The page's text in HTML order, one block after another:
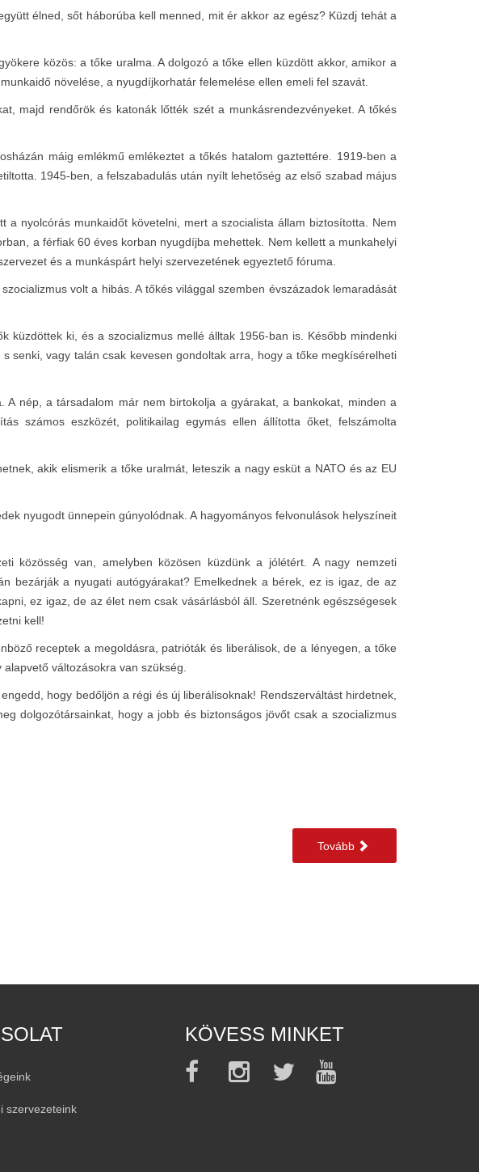
élned, sőt háborúba kell menned, mit ér akkor az egész? Küzdj tehát a
közös: a tőke uralma. A dolgozó a tőke ellen küzdött akkor, amikor a
növelése, a nyugdíjkorhatár felemelése ellen emeli fel szavát.
majd rendőrök és katonák lőtték szét a munkásrendezvényeket. A tőkés
máig emlékmű emlékeztet a tőkés hatalom gaztettére. 1919-ben a
1945-ben, a felszabadulás után nyílt lehetőség az első szabad május
nyolcórás munkaidőt követelni, mert a szocialista állam biztosította. Nem
a férfiak 60 éves korban nyugdíjba mehettek. Nem kellett a munkahelyi
és a munkáspárt helyi szervezetének egyeztető fóruma.
volt a hibás. A tőkés világgal szemben évszázadok lemaradását
küzdöttek ki, és a szocializmus mellé álltak 1956-ban is. Később mindenki
senki, vagy talán csak kevesen gondoltak arra, hogy a tőke megkísérelheti
nép, a társadalom már nem birtokolja a gyárakat, a bankokat, minden a
számos eszközét, politikailag egymás ellen állította őket, felszámolta
akik elismerik a tőke uralmát, leteszik a nagy esküt a NATO és az EU
nyugodt ünnepein gúnyolódnak. A hagyományos felvonulások helyszíneit
közösség van, amelyben közösen küzdünk a jólétért. A nagy nemzeti
bezárják a nyugati autógyárakat? Emelkednek a bérek, ez is igaz, de az
ez igaz, de az élet nem csak vásárlásból áll. Szeretnénk egészségesek
kell!
receptek a megoldásra, patrióták és liberálisok, de a lényegen, a tőke
változásokra van szükség.
hogy bedőljön a régi és új liberálisoknak! Rendszerváltást hirdetnek,
dolgozótársainkat, hogy a jobb és biztonságos jövőt csak a szocializmus
Tovább
szervezeteink
KÖVESS MINKET